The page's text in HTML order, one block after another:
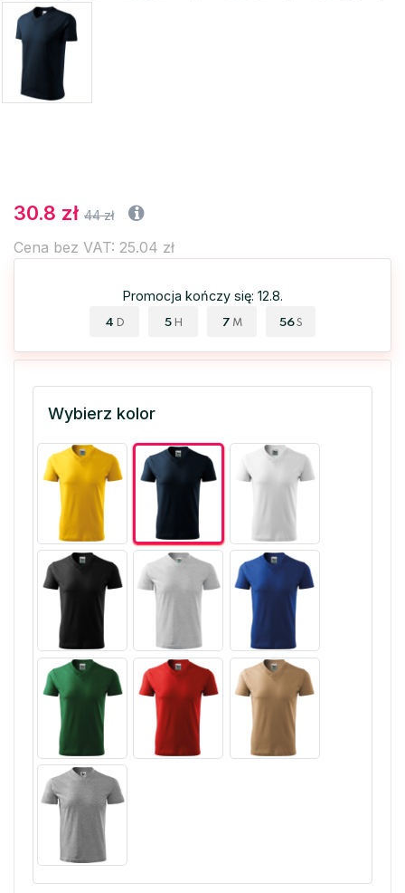
30.8 zł 44 zł
Cena bez VAT: 25.04 zł
Promocja kończy się: 12.8.
4 D 5 H 7 M 56 S
Wybierz kolor